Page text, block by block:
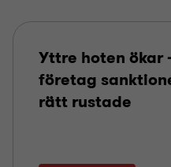
Yttre hoten ökar
företag
rätt rustade